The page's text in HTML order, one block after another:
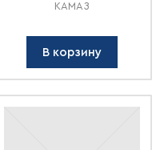
КАМАЗ
В корзину